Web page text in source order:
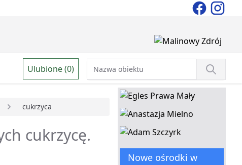
Ulubione (0)
cukrzyca
cukrzycę.
Nowe ośrodki w